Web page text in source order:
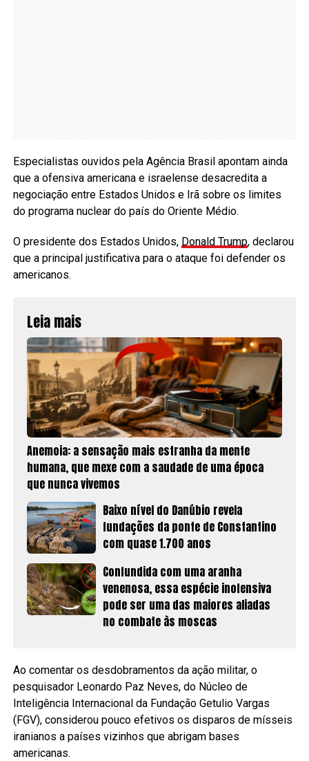
Especialistas ouvidos pela Agência Brasil apontam ainda
que a ofensiva americana e israelense desacredita a
negociação entre Estados Unidos e Irã sobre os limites
do programa nuclear do país do Oriente Médio.
O presidente dos Estados Unidos, Donald Trump, declarou
que a principal justificativa para o ataque foi defender os
americanos.
Leia mais
Anemoia: a sensação mais estranha da mente
humana, que mexe com a saudade de uma época
que nunca vivemos
Baixo nível do Danúbio revela
fundações da ponte de Constantino
com quase 1.700 anos
Confundida com uma aranha
venenosa, essa espécie inofensiva
pode ser uma das maiores aliadas
no combate às moscas
Ao comentar os desdobramentos da ação militar, o
pesquisador Leonardo Paz Neves, do Núcleo de
Inteligência Internacional da Fundação Getulio Vargas
(FGV), considerou pouco efetivos os disparos de mísseis
iranianos a países vizinhos que abrigam bases
americanas.